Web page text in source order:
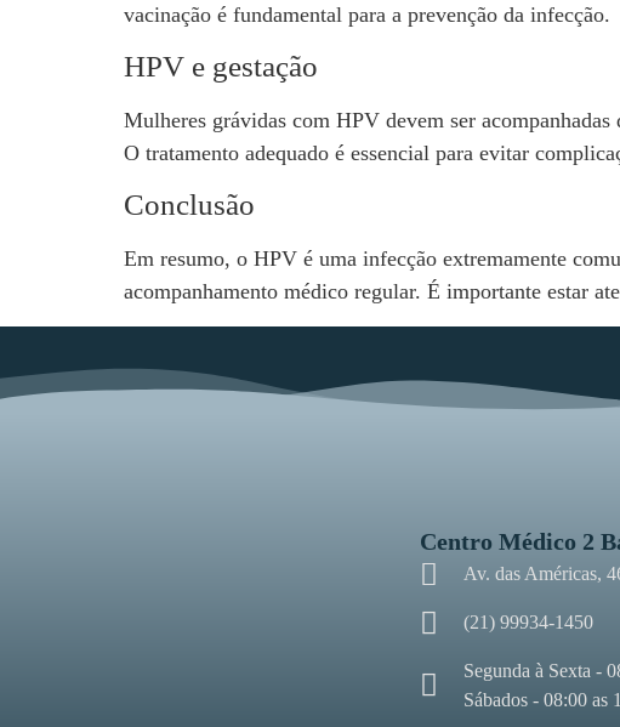
vacinação é fundamental para a prevenção da infecção.
HPV e gestação
Mulheres grávidas com HPV devem ser
O tratamento adequado é essencial para evitar
Conclusão
Em resumo, o HPV é uma infecção extremamente
acompanhamento médico regular. É importante estar
Centro Médico 2
Av. das Américas,
(21) 99934-1450
Segunda à Sexta -
Sábados - 08:00 as